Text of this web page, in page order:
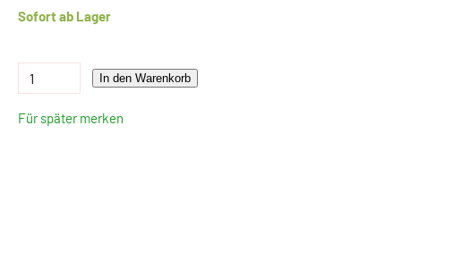
Sofort ab Lager
In den Warenkorb
Für später merken